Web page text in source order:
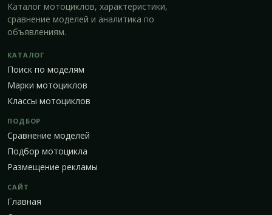
Каталог мотоциклов, характеристики,
сравнение моделей и аналитика по
объявлениям.
КАТАЛОГ
Поиск по моделям
Марки мотоциклов
Классы мотоциклов
ПОДБОР
Сравнение моделей
Подбор мотоцикла
Размещение рекламы
САЙТ
Главная